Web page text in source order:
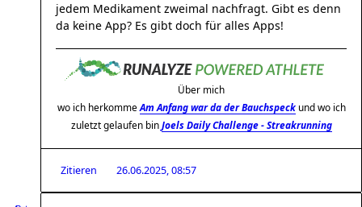
jedem Medikament zweimal nachfragt. Gibt es denn
da keine App? Es gibt doch für alles Apps!
Über mich
wo ich herkomme Am Anfang war da der Bauchspeckund wo ich
zuletzt gelaufen binJoels Daily Challenge - Streakrunning
Zitieren 26.06.2025, 08:57